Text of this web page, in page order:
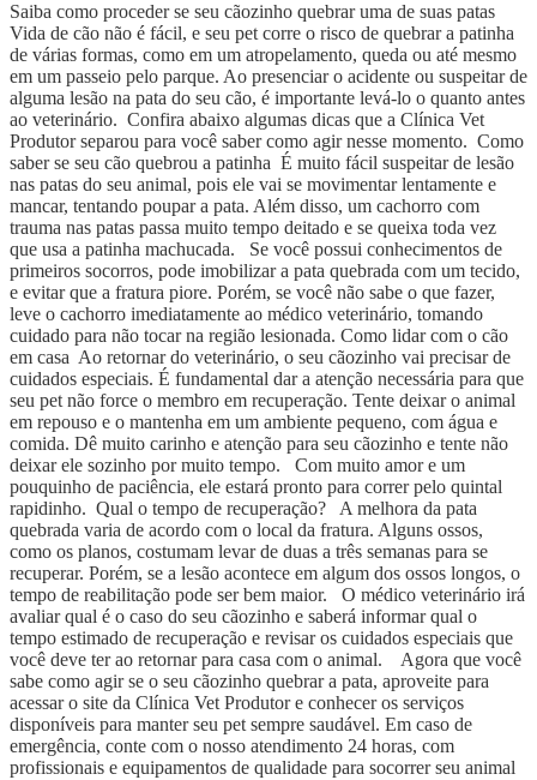
Saiba como proceder se seu cãozinho quebrar uma de suas patas
Vida de cão não é fácil, e seu pet corre o risco de quebrar a patinha
de várias formas, como em um atropelamento, queda ou até mesmo
em um passeio pelo parque. Ao presenciar o acidente ou suspeitar de
alguma lesão na pata do seu cão, é importante levá-lo o quanto antes
ao veterinário. Confira abaixo algumas dicas que a Clínica Vet
Produtor separou para você saber como agir nesse momento. Como
saber se seu cão quebrou a patinha É muito fácil suspeitar de lesão
nas patas do seu animal, pois ele vai se movimentar lentamente e
mancar, tentando poupar a pata. Além disso, um cachorro com
trauma nas patas passa muito tempo deitado e se queixa toda vez
que usa a patinha machucada. Se você possui conhecimentos de
primeiros socorros, pode imobilizar a pata quebrada com um tecido,
e evitar que a fratura piore. Porém, se você não sabe o que fazer,
leve o cachorro imediatamente ao médico veterinário, tomando
cuidado para não tocar na região lesionada. Como lidar com o cão
em casa Ao retornar do veterinário, o seu cãozinho vai precisar de
cuidados especiais. É fundamental dar a atenção necessária para que
seu pet não force o membro em recuperação. Tente deixar o animal
em repouso e o mantenha em um ambiente pequeno, com água e
comida. Dê muito carinho e atenção para seu cãozinho e tente não
deixar ele sozinho por muito tempo. Com muito amor e um
pouquinho de paciência, ele estará pronto para correr pelo quintal
rapidinho. Qual o tempo de recuperação? A melhora da pata
quebrada varia de acordo com o local da fratura. Alguns ossos,
como os planos, costumam levar de duas a três semanas para se
recuperar. Porém, se a lesão acontece em algum dos ossos longos, o
tempo de reabilitação pode ser bem maior. O médico veterinário irá
avaliar qual é o caso do seu cãozinho e saberá informar qual o
tempo estimado de recuperação e revisar os cuidados especiais que
você deve ter ao retornar para casa com o animal. Agora que você
sabe como agir se o seu cãozinho quebrar a pata, aproveite para
acessar o site da Clínica Vet Produtor e conhecer os serviços
disponíveis para manter seu pet sempre saudável. Em caso de
emergência, conte com o nosso atendimento 24 horas, com
profissionais e equipamentos de qualidade para socorrer seu animal